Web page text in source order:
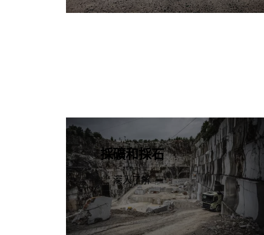
採礦和採石
深入了解